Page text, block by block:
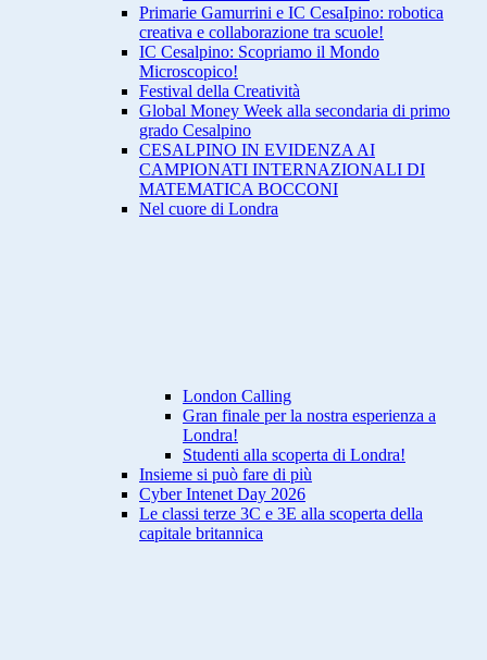
Primarie Gamurrini e IC CesaIpino: robotica
creativa e collaborazione tra scuole!
IC Cesalpino: Scopriamo il Mondo
Microscopico!
Festival della Creatività
Global Money Week alla secondaria di primo
grado Cesalpino
CESALPINO IN EVIDENZA AI
CAMPIONATI INTERNAZIONALI DI
MATEMATICA BOCCONI
Nel cuore di Londra
London Calling
Gran finale per la nostra esperienza a
Londra!
Studenti alla scoperta di Londra!
Insieme si può fare di più
Cyber Intenet Day 2026
Le classi terze 3C e 3E alla scoperta della
capitale britannica